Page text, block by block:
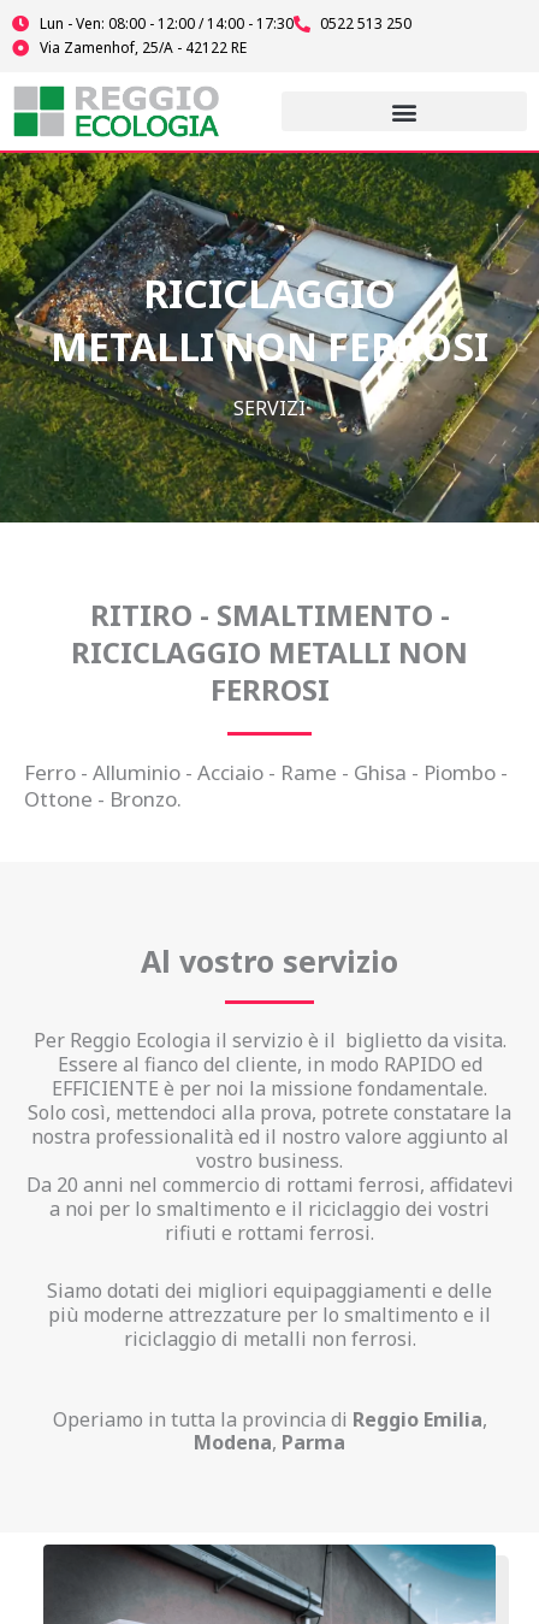
Vai
al
contenuto
Lun - Ven: 08:00 - 12:00 / 14:00 - 17:30
0522 513 250
Via Zamenhof, 25/A - 42122 RE
RICICLAGGIO
METALLI NON FERROSI
SERVIZI
RITIRO - SMALTIMENTO -
RICICLAGGIO METALLI NON
FERROSI
Ferro - Alluminio - Acciaio - Rame - Ghisa - Piombo -
Ottone - Bronzo.
Al vostro servizio
Per Reggio Ecologia il servizio è il biglietto da visita.
Essere al fianco del cliente, in modo RAPIDO ed
EFFICIENTE è per noi la missione fondamentale.
Solo così, mettendoci alla prova, potrete constatare la
nostra professionalità ed il nostro valore aggiunto al
vostro business.
Da 20 anni nel commercio di rottami ferrosi, affidatevi
a noi per lo smaltimento e il riciclaggio dei vostri
rifiuti e rottami ferrosi.
Siamo dotati dei migliori equipaggiamenti e delle
più moderne attrezzature per lo smaltimento e il
riciclaggio di metalli non ferrosi.
Operiamo in tutta la provincia di Reggio Emilia,
Modena, Parma